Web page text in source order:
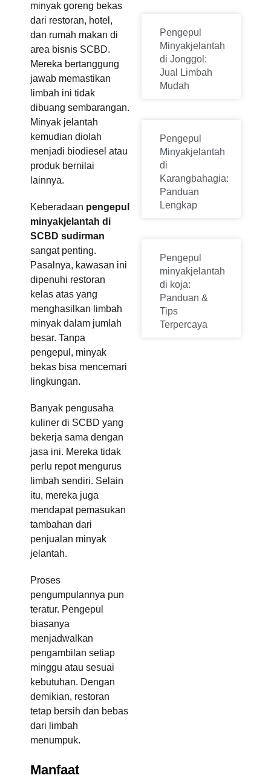
minyak goreng bekas
dari restoran, hotel,
dan rumah makan di
area bisnis SCBD.
Mereka bertanggung
jawab memastikan
limbah ini tidak
dibuang sembarangan.
Minyak jelantah
kemudian diolah
menjadi biodiesel atau
produk bernilai
lainnya.
Keberadaan pengepul
minyakjelantah di
SCBD sudirman
sangat penting.
Pasalnya, kawasan ini
dipenuhi restoran
kelas atas yang
menghasilkan limbah
minyak dalam jumlah
besar. Tanpa
pengepul, minyak
bekas bisa mencemari
lingkungan.
Banyak pengusaha
kuliner di SCBD yang
bekerja sama dengan
jasa ini. Mereka tidak
perlu repot mengurus
limbah sendiri. Selain
itu, mereka juga
mendapat pemasukan
tambahan dari
penjualan minyak
jelantah.
Proses
pengumpulannya pun
teratur. Pengepul
biasanya
menjadwalkan
pengambilan setiap
minggu atau sesuai
kebutuhan. Dengan
demikian, restoran
tetap bersih dan bebas
dari limbah
menumpuk.
Manfaat
Pengepul
Minyakjelantah
di Jonggol:
Jual Limbah
Mudah
Pengepul
Minyakjelantah
di
Karangbahagia:
Panduan
Lengkap
Pengepul
minyakjelantah
di koja:
Panduan &
Tips
Terpercaya